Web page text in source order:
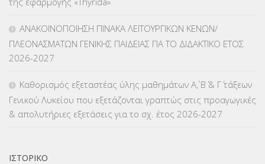
ΜΕΤΑΘΕΣΕΙΣ-ΤΟΠΟΘΕΤΗΣΕΙΣ ΒΕΛΤΙΩΣΕΙΣ(319)
ΜΕΤΑΦΟΡΑ ΜΑΘΗΤΩΝ(3)
ΟΙΚΟΝΟΜΙΚΑ ΘΕΜΑΤΑ
ΑΝΑΚΟΙΝΟΠΟΙΗΣΗ ΠΙΝΑΚΑ ΛΕΙΤΟΥΡΓΙΚΩΝ ΚΕΝΩΝ/
ΠΛΕΟΝΑΣΜΑΤΩΝ ΓΕΝΙΚΗΣ ΠΑΙΔΕΙΑΣ ΓΙΑ ΤΟ ΔΙΔΑΚΤΙΚΟ ΕΤΟΣ
2026-2027
Καθορισμός εξεταστέας ύλης μαθημάτων Α΄, Β΄ & Γ΄ τάξεων
Γενικού Λυκείου που εξετάζονται γραπτώς στις προαγωγικές
& απολυτήριες εξετάσεις για το σχ. έτος 2026-2027
ΙΣΤΟΡΙΚΌ